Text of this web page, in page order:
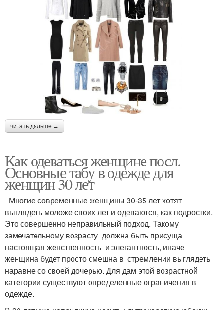
читать дальше →
Как одеваться женщине посл.
Основные табу в одежде для
женщин 30 лет
Многие современные женщины 30-35 лет хотят
выглядеть моложе своих лет и одеваются, как подростки.
Это совершенно неправильный подход. Такому
замечательному возрасту должна быть присуща
настоящая женственность и элегантность, иначе
женщина будет просто смешна в стремлении выглядеть
наравне со своей дочерью. Для дам этой возрастной
категории существуют определенные ограничения в
одежде.